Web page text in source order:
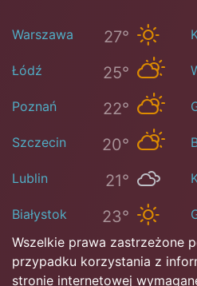
Warszawa 27°
Łódź 25°
Poznań 22°
Szczecin 20°
Lublin 21°
Białystok 23°
Wszelkie prawa zastrzeżone
przypadku korzystania z
stronie internetowej